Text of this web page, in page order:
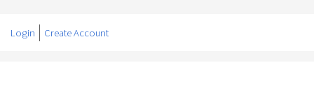
Login Create Account